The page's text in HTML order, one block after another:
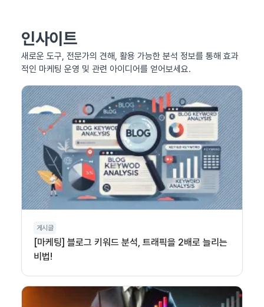
인사이트
새로운 도구, 전문가의 견해, 활용 가능한 분석 정보를 통해 효과
적인 마케팅 운영 및 관련 아이디어를 얻어보세요.
게시글
[마케팅] 블로그 키워드 분석, 트래픽을 2배로 늘리는
비법!